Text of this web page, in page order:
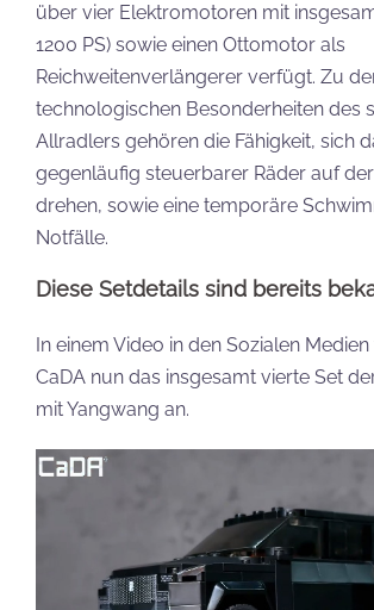
über vier Elektromotoren mit
1200 PS) sowie einen Ottomotor als
Reichweitenverlängerer verfügt. Zu
technologischen Besonderheiten des
Allradlers gehören die Fähigkeit, sich
gegenläufig steuerbarer Räder auf
drehen, sowie eine temporäre
Notfälle.
Diese Setdetails sind bereits
In einem Video in den Sozialen
CaDA nun das insgesamt vierte Set
mit Yangwang an.